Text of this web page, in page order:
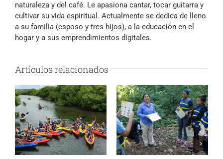
naturaleza y del café. Le apasiona cantar, tocar guitarra y
cultivar su vida espiritual. Actualmente se dedica de lleno
a su familia (esposo y tres hijos), a la educación en el
hogar y a sus emprendimientos digitales.
Artículos relacionados